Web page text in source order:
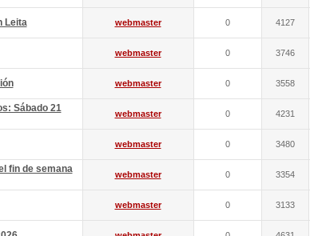
Leita webmaster 0 4127
webmaster 0 3746
webmaster 0 3558
Sábado 21
webmaster 0 4231
webmaster 0 3480
fin de semana
webmaster 0 3354
webmaster 0 3133